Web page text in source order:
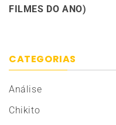
FILMES DO ANO)
CATEGORIAS
Análise
Chikito